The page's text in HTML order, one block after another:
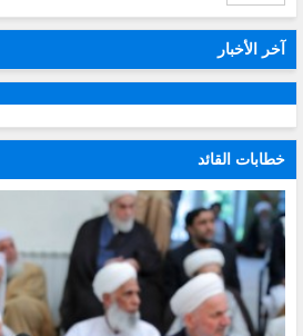
آخر الأخبار
خطابات القائد